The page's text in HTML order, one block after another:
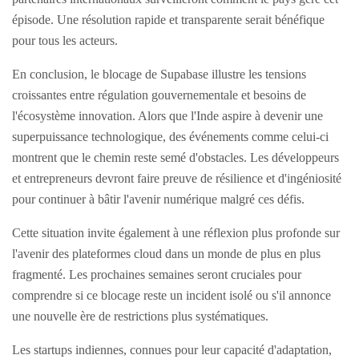
épisode. Une résolution rapide et transparente serait bénéfique
pour tous les acteurs.
En conclusion, le blocage de Supabase illustre les tensions
croissantes entre régulation gouvernementale et besoins de
l'écosystème innovation. Alors que l'Inde aspire à devenir une
superpuissance technologique, des événements comme celui-ci
montrent que le chemin reste semé d'obstacles. Les développeurs
et entrepreneurs devront faire preuve de résilience et d'ingéniosité
pour continuer à bâtir l'avenir numérique malgré ces défis.
Cette situation invite également à une réflexion plus profonde sur
l'avenir des plateformes cloud dans un monde de plus en plus
fragmenté. Les prochaines semaines seront cruciales pour
comprendre si ce blocage reste un incident isolé ou s'il annonce
une nouvelle ère de restrictions plus systématiques.
Les startups indiennes, connues pour leur capacité d'adaptation,